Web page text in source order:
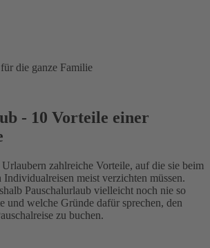
die ganze Familie
- 10 Vorteile einer
Urlaubern zahlreiche Vorteile, auf die sie beim
Individualreisen meist verzichten müssen.
Pauschalurlaub vielleicht noch nie so
und welche Gründe dafür sprechen, den
zu buchen.